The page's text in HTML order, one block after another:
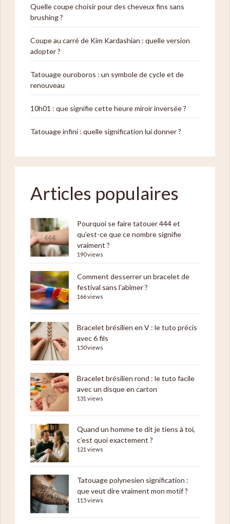
Quelle coupe choisir pour des cheveux fins sans
brushing ?
Coupe au carré de Kim Kardashian : quelle version
adopter ?
Tatouage ouroboros : un symbole de cycle et de
renouveau
10h01 : que signifie cette heure miroir inversée ?
Tatouage infini : quelle signification lui donner ?
Articles populaires
Pourquoi se faire tatouer 444 et
qu’est-ce que ce nombre signifie
vraiment ?
190 views
Comment desserrer un bracelet de
festival sans l’abîmer ?
166 views
Bracelet brésilien en V : le tuto précis
avec 6 fils
150 views
Bracelet brésilien rond : le tuto facile
avec un disque en carton
131 views
Quand un homme te dit je tiens à toi,
c’est quoi exactement ?
121 views
Tatouage polynesien signification :
que veut dire vraiment mon motif ?
115 views